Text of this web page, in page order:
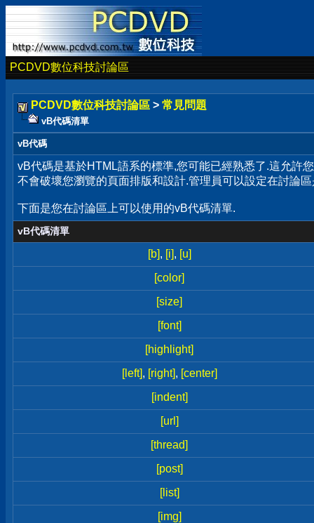
PCDVD數位科技討論區
PCDVD數位科技討論區 > 常見問題
vB代碼清單
vB代碼
vB代碼是基於HTML語系的標準,您可能已經熟悉了.這允許
不會破壞您瀏覽的頁面排版和設計.管理員可以設定在討論
下面是您在討論區上可以使用的vB代碼清單.
vB代碼清單
[b], [i], [u]
[color]
[size]
[font]
[highlight]
[left], [right], [center]
[indent]
[url]
[thread]
[post]
[list]
[img]